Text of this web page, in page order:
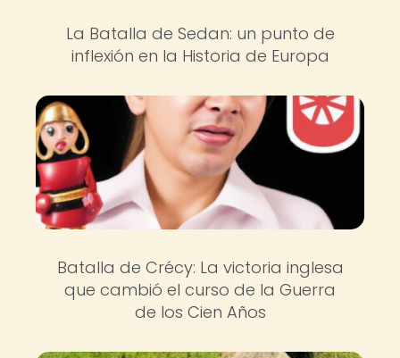
La Batalla de Sedan: un punto de
inflexión en la Historia de Europa
Batalla de Crécy: La victoria inglesa
que cambió el curso de la Guerra
de los Cien Años